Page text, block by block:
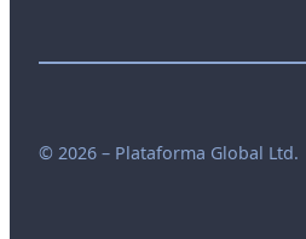
© 2026 – Plataforma Global Ltd.